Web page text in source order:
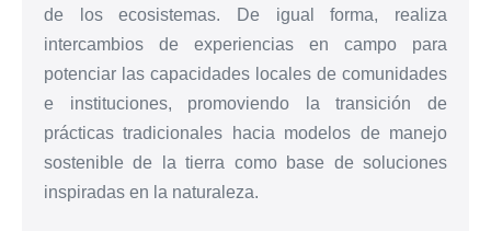
de los ecosistemas. De igual forma, realiza
intercambios de experiencias en campo para
potenciar las capacidades locales de comunidades
e instituciones, promoviendo la transición de
prácticas tradicionales hacia modelos de manejo
sostenible de la tierra como base de soluciones
inspiradas en la naturaleza.